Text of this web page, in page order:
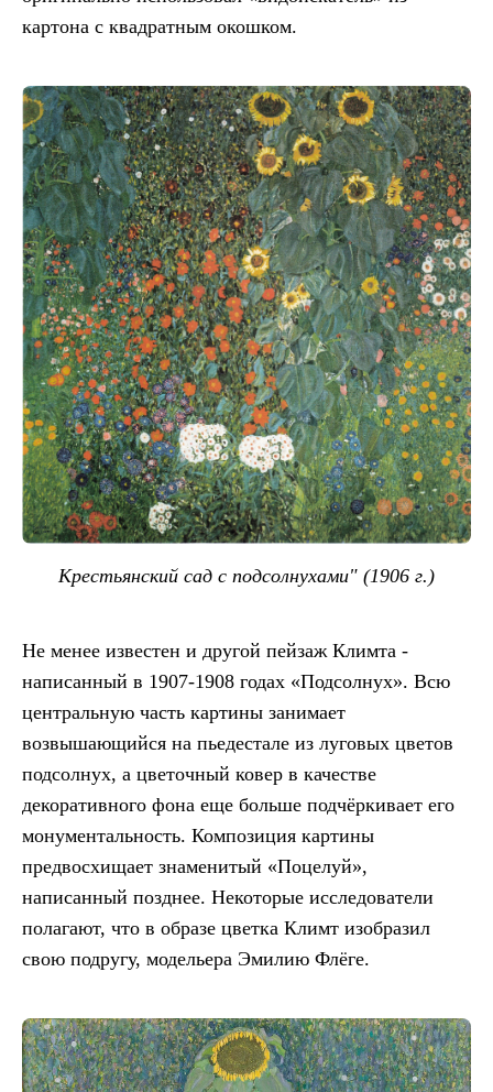
картона с квадратным окошком.
Крестьянский сад с подсолнухами" (1906 г.)
Не менее известен и другой пейзаж Климта -
написанный в 1907-1908 годах «Подсолнух». Всю
центральную часть картины занимает
возвышающийся на пьедестале из луговых цветов
подсолнух, а цветочный ковер в качестве
декоративного фона еще больше подчёркивает его
монументальность. Композиция картины
предвосхищает знаменитый «Поцелуй»,
написанный позднее. Некоторые исследователи
полагают, что в образе цветка Климт изобразил
свою подругу, модельера Эмилию Флёге.